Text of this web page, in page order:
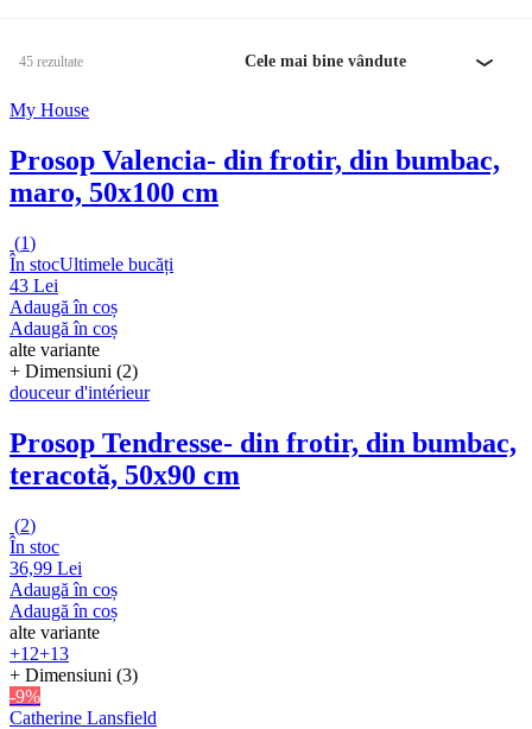
45 rezultate Cele mai bine vândute
My House
Prosop Valencia- din frotir, din bumbac,
maro, 50x100 cm
(1)
În stocUltimele bucăți
43 Lei
Adaugă în coș
Adaugă în coș
alte variante
+ Dimensiuni (2)
douceur d'intérieur
Prosop Tendresse- din frotir, din bumbac,
teracotă, 50x90 cm
(2)
În stoc
36,99 Lei
Adaugă în coș
Adaugă în coș
alte variante
+12+13
+ Dimensiuni (3)
-9%
Catherine Lansfield